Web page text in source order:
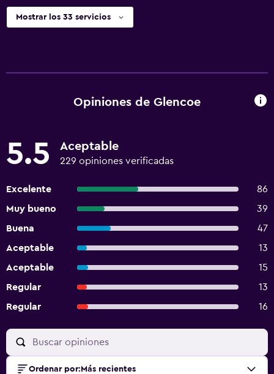
Mostrar los 33 servicios
Opiniones de Glencoe
5.5 Aceptable
229 opiniones verificadas
Excelente
86
Muy bueno
39
Buena
47
Aceptable
13
Aceptable
15
Regular
13
Regular
16
Ordenar por: Más recientes